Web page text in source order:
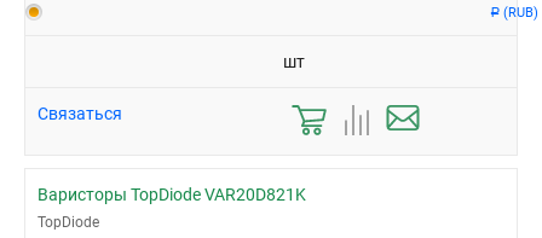
Р (RUB)
шт
Связаться
Варисторы TopDiode VAR20D821K
TopDiode